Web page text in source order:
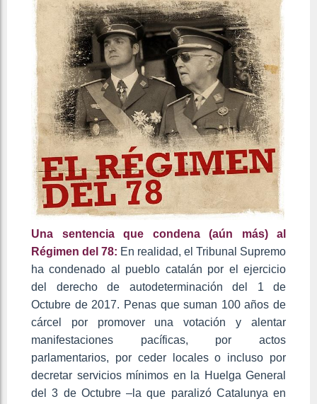
Una sentencia que condena (aún más) al
Régimen del 78: En realidad, el Tribunal Supremo
ha condenado al pueblo catalán por el ejercicio
del derecho de autodeterminación del 1 de
Octubre de 2017. Penas que suman 100 años de
cárcel por promover una votación y alentar
manifestaciones pacíficas, por actos
parlamentarios, por ceder locales o incluso por
decretar servicios mínimos en la Huelga General
del 3 de Octubre –la que paralizó Catalunya en